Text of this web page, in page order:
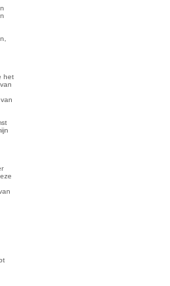
het